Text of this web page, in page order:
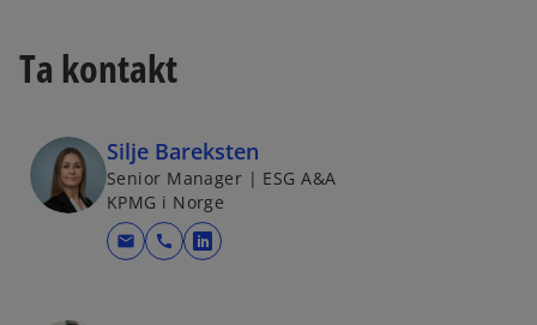
Ta kontakt
Silje Bareksten
Senior Manager | ESG A&A
KPMG i Norge
mail call
o